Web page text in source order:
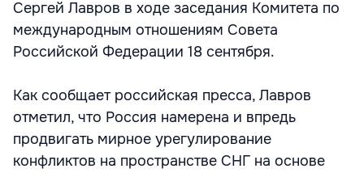
Сергей Лавров в ходе заседания Комитета по
международным отношениям Совета
Российской Федерации 18 сентября.
Как сообщает российская пресса, Лавров
отметил, что Россия намерена и впредь
продвигать мирное урегулирование
конфликтов на пространстве СНГ на основе